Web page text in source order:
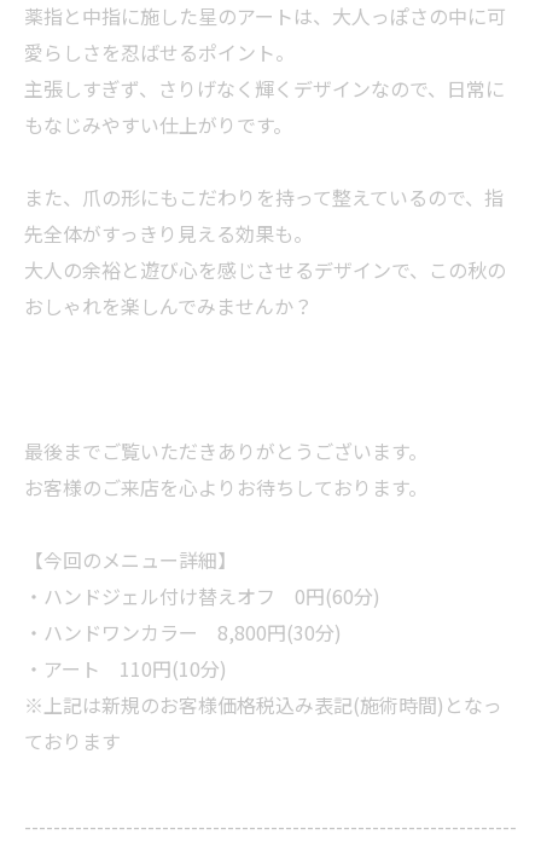
薬指と中指に施した星のアートは、大人っぽさの中に可
愛らしさを忍ばせるポイント。
主張しすぎず、さりげなく輝くデザインなので、日常に
もなじみやすい仕上がりです。
また、爪の形にもこだわりを持って整えているので、指
先全体がすっきり見える効果も。
大人の余裕と遊び心を感じさせるデザインで、この秋の
おしゃれを楽しんでみませんか？
最後までご覧いただきありがとうございます。
お客様のご来店を心よりお待ちしております。
【今回のメニュー詳細】
・ハンドジェル付け替えオフ 0円(60分)
・ハンドワンカラー 8,800円(30分)
・アート 110円(10分)
※上記は新規のお客様価格税込み表記(施術時間)となっ
ております
--------------------------------------------------------------------